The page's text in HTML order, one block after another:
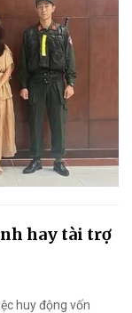
hay tài trợ
huy động vốn